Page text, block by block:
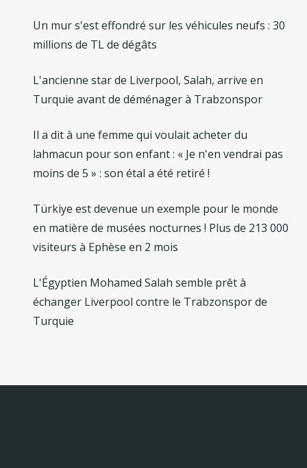
Un mur s'est effondré sur les véhicules neufs : 30
millions de TL de dégâts
L'ancienne star de Liverpool, Salah, arrive en
Turquie avant de déménager à Trabzonspor
Il a dit à une femme qui voulait acheter du
lahmacun pour son enfant : « Je n'en vendrai pas
moins de 5 » : son étal a été retiré !
Türkiye est devenue un exemple pour le monde
en matière de musées nocturnes ! Plus de 213 000
visiteurs à Ephèse en 2 mois
L'Égyptien Mohamed Salah semble prêt à
échanger Liverpool contre le Trabzonspor de
Turquie